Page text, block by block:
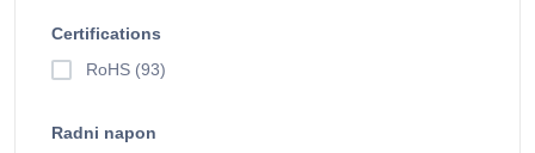
Certifications
RoHS (93)
Radni napon